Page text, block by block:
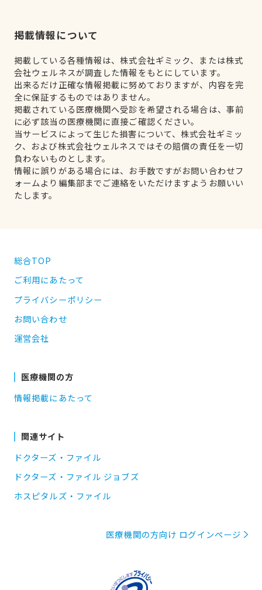
掲載情報について
掲載している各種情報は、株式会社ギミック、または株式
会社ウェルネスが調査した情報をもとにしています。
出来るだけ正確な情報掲載に努めておりますが、内容を完
全に保証するものではありません。
掲載されている医療機関へ受診を希望される場合は、事前
に必ず該当の医療機関に直接ご確認ください。
当サービスによって生じた損害について、株式会社ギミッ
ク、および株式会社ウェルネスではその賠償の責任を一切
負わないものとします。
情報に誤りがある場合には、お手数ですがお問い合わせフ
ォームより編集部までご連絡をいただけますようお願いい
たします。
総合TOP
ご利用にあたって
プライバシーポリシー
お問い合わせ
運営会社
医療機関の方
情報掲載にあたって
関連サイト
ドクターズ・ファイル
ドクターズ・ファイル ジョブズ
ホスピタルズ・ファイル
医療機関の方向け ログインページ